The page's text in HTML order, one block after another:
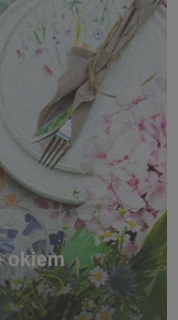
okiem